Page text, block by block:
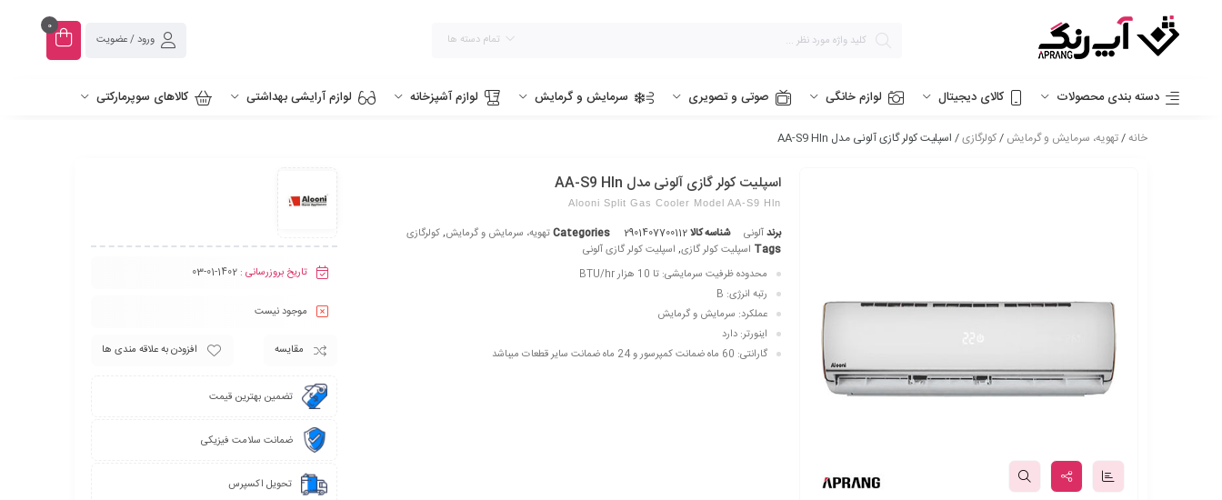
تمام دسته ها ورود / عضویت
0
دسته بندی محصولات کالای دیجیتال لوازم خانگی صوتی و تصویری سرمایش و گرمایش لوازم آشپزخانه لوازم آرایشی بهداشتی کالاهای سوپرمارکتی
خانه/تهویه، سرمایش و گرمایش /کولرگازی/ اسپلیت کولر گازی آلونی مدل AA-S9 Hln
اسپلیت کولر گازی آلونی مدل AA-S9 Hln
Alooni Split Gas Cooler Model AA-S9 Hln
برندآلونی شناسه کالا2901407700112
Categoriesتهویه، سرمایش و گرمایش,کولرگازی
Tags اسپلیت کولر گازی, اسپلیت کولر گازی آلونی
محدوده ظرفیت سرمایشی: تا 10 هزار BTU/hr
رتبه انرژی: B
عملکرد: سرمایش و گرمایش
اینورتر: دارد
گارانتی: 60 ماه ضمانت کمپرسور و 24 ماه ضمانت سایر قطعات میباشد
تاریخ بروزرسانی :1402-01-03
موجود نیست
مقایسه افزودن به علاقه مندی ها
تضمین بهترین قیمت
ضمانت سلامت فیزیکی
تحویل اکسپرس